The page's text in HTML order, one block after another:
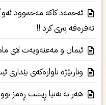
ئه‌حمه‌د كاكه‌ مه‌حموود ئه‌و
ته‌فره‌قه‌ پیری‌ كرد !!
ئیمان و مه‌عنه‌ویه‌ت لای‌
وتاربێژە ناوازەکەی بێداری
هه‌ر به‌ ته‌نیا ڕیشت ڕه‌مز بوو !